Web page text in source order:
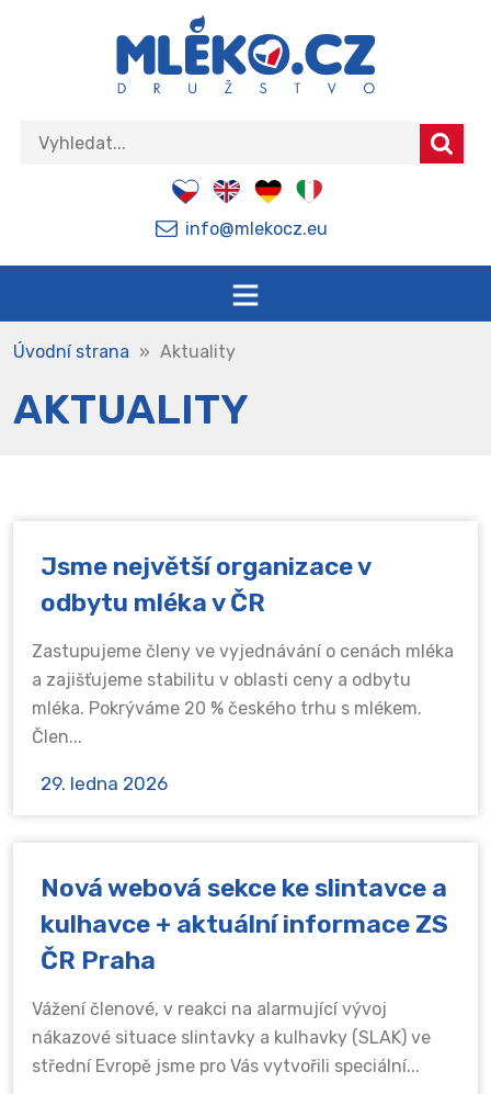
info@mlekocz.eu
Úvodní strana » Aktuality
AKTUALITY
Jsme největší organizace v
odbytu mléka v ČR
Zastupujeme členy ve vyjednávání o cenách mléka
a zajišťujeme stabilitu v oblasti ceny a odbytu
mléka. Pokrýváme 20 % českého trhu s mlékem.
Člen...
29. ledna 2026
Nová webová sekce ke slintavce a
kulhavce + aktuální informace ZS
ČR Praha
Vážení členové, v reakci na alarmující vývoj
nákazové situace slintavky a kulhavky (SLAK) ve
střední Evropě jsme pro Vás vytvořili speciální...